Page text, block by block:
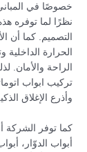
خصوصًا في المباني
نظرًا لما توفره
التصميم. كما أن
الحرارة
الراحة والأمان.
تركيب ابواب
وأذرع الإغلاق
كما توفر الشركة
أبواب الدوّار،